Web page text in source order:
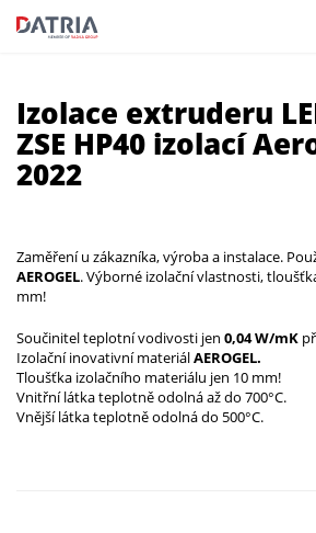
Izolace extruderu
ZSE HP40 izolací
2022
Zaměření u zákazníka, výroba a instalace.
AEROGEL. Výborné izolační vlastnosti,
mm!
Součinitel teplotní vodivosti jen 0,04 W/mK
Izolační inovativní materiálAEROGEL.
Tloušťka izolačního materiálu jen 10 mm!
Vnitřní látka teplotně odolná až do 700°C.
Vnější látka teplotně odolná do 500°C.